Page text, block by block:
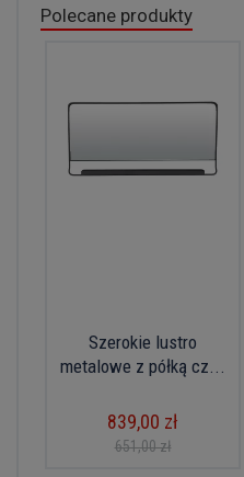
Polecane produkty
Szerokie lustro
metalowe z półką cz...
839,00 zł
651,00 zł